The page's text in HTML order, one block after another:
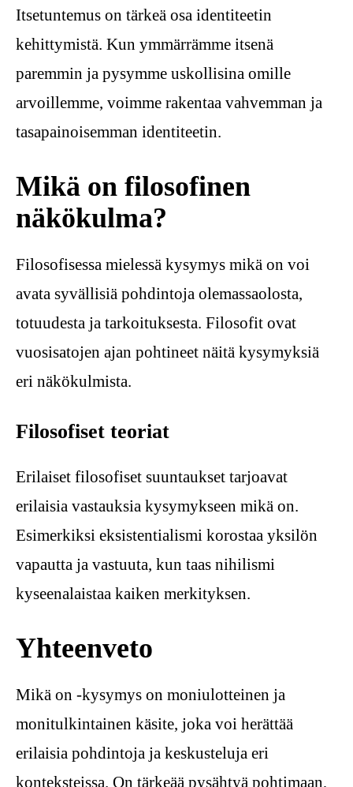
Itsetuntemus on tärkeä osa identiteetin
kehittymistä. Kun ymmärrämme itsenä
paremmin ja pysymme uskollisina omille
arvoillemme, voimme rakentaa vahvemman ja
tasapainoisemman identiteetin.
Mikä on filosofinen
näkökulma?
Filosofisessa mielessä kysymys mikä on voi
avata syvällisiä pohdintoja olemassaolosta,
totuudesta ja tarkoituksesta. Filosofit ovat
vuosisatojen ajan pohtineet näitä kysymyksiä
eri näkökulmista.
Filosofiset teoriat
Erilaiset filosofiset suuntaukset tarjoavat
erilaisia vastauksia kysymykseen mikä on.
Esimerkiksi eksistentialismi korostaa yksilön
vapautta ja vastuuta, kun taas nihilismi
kyseenalaistaa kaiken merkityksen.
Yhteenveto
Mikä on -kysymys on moniulotteinen ja
monitulkintainen käsite, joka voi herättää
erilaisia pohdintoja ja keskusteluja eri
konteksteissa. On tärkeää pysähtyä pohtimaan,